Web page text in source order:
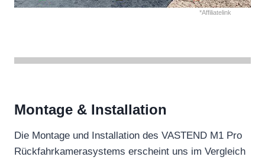
*Affiliatelink
Montage & Installation
Die Montage und Installation des VASTEND M1 Pro
Rückfahrkamerasystems erscheint uns im Vergleich